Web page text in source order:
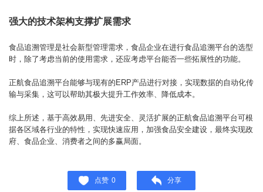
强大的技术架构支撑扩展需求
食品追溯管理是社会新型管理需求，食品企业在进行食品追溯平台的选型
时，除了考虑当前的使用需求，还应考虑平台能否一些拓展性的功能。
正航食品追溯平台能够与现有的ERP产品进行对接，实现数据的自动化传
输与采集，这可以帮助其极大提升工作效率、降低成本。
综上所述，基于高效易用、先进安全、灵活扩展的正航食品追溯平台可根
据各区域各行业的特性，实现快速应用，加强食品安全建设，最终实现政
府、食品企业、消费者之间的多赢局面。
点赞 0 分享